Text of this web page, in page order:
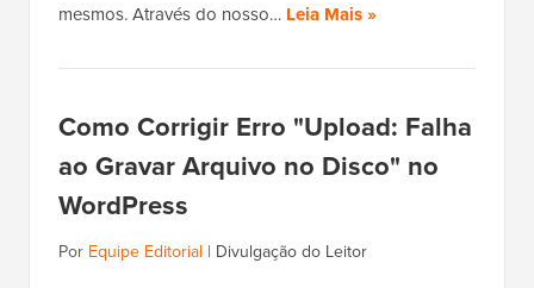
mesmos. Através do nosso… Leia Mais »
Como Corrigir Erro "Upload: Falha
ao Gravar Arquivo no Disco" no
WordPress
Por Equipe Editorial | Divulgação do Leitor